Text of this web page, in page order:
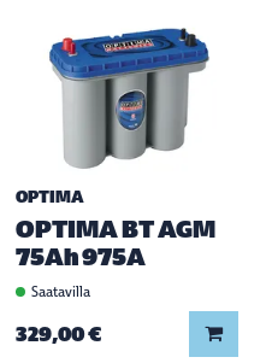
koriin
OPTIMA
OPTIMA BT AGM
75Ah 975A
Saatavilla
329,00 €